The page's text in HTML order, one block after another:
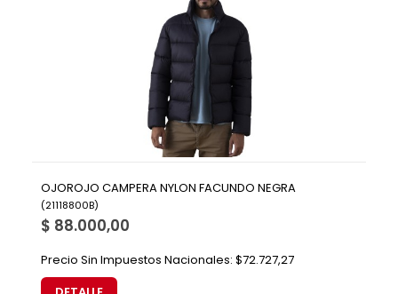
OJOROJO CAMPERA NYLON FACUNDO NEGRA
(21118800B)
$ 88.000,00
Precio Sin Impuestos Nacionales: $72.727,27